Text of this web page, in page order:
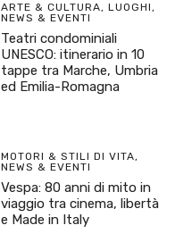
ARTE & CULTURA, LUOGHI,
NEWS & EVENTI
Teatri condominiali
UNESCO: itinerario in 10
tappe tra Marche, Umbria
ed Emilia-Romagna
MOTORI & STILI DI VITA,
NEWS & EVENTI
Vespa: 80 anni di mito in
viaggio tra cinema, libertà
e Made in Italy